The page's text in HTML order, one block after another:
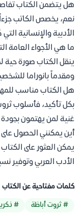
هل يتضمن الكتاب
نعم، يخصص الكاتب
الأدبية والإنسانية
ما هي الأجواء العامة
ينقل الكتاب صورة حية
ومقدماً بانوراما
هل الكتاب مناسب
بكل تأكيد، فأسلوب
غنية لمن يهتمون بجودة
أين يمكنني الحصول
الأدب العربي وتوفير
كلمات مفتاحية عن الكتاب
# ثروت أباظة #